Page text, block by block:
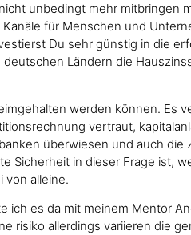
unbedingt mehr mitbringen
für Menschen und
Du sehr günstig in die
Ländern die
werden können. Es
vertraut,
überwiesen und auch die
Sicherheit in dieser Frage ist,
von alleine.
es da mit meinem Mentor
risiko allerdings variieren die